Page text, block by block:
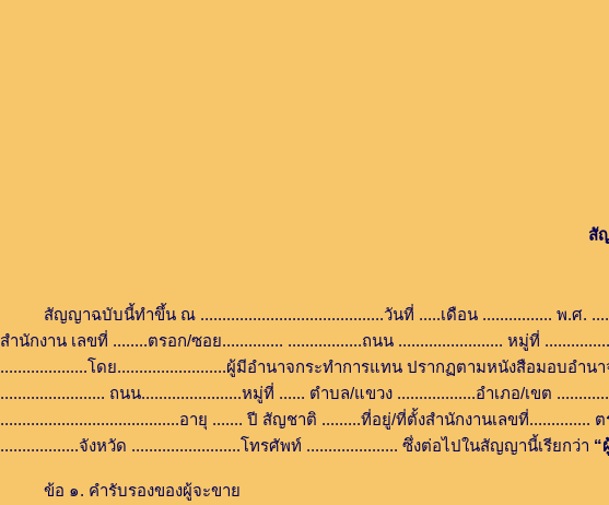
สั
สัญญาฉบับนี้ทำขึ้น ณ ..........................................วันที่ .....เดือน ................ พ.ศ.
สำนักงาน เลขที่ ........ตรอก/ซอย.............. .................ถนน ........................ หมู่ที่
....................โดย.........................ผู้มีอำนาจกระทำการแทน ปรากฏตามหนังสือมอบอำน
........................ ถนน.......................หมู่ที่ ...... ตำบล/แขวง ..................อำเภอ/เขต
.........................................อายุ ....... ปี สัญชาติ .........ที่อยู่/ที่ตั้งสำนักงานเลขที่..............
..................จังหวัด .........................โทรศัพท์ ..................... ซึ่งต่อไปในสัญญานี้เรียกว่า “
ข้อ ๑. คำรับรองของผู้จะขาย